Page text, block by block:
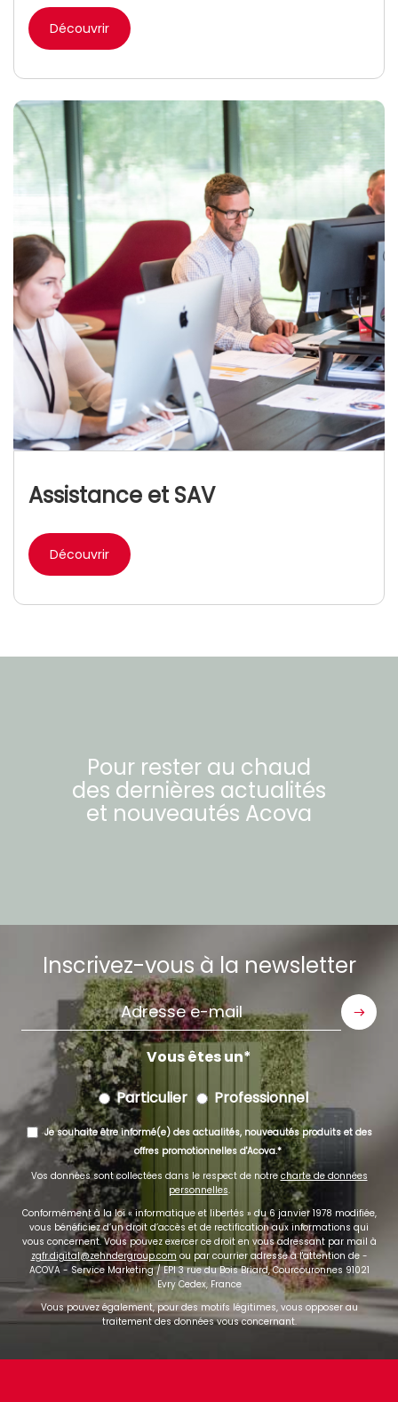
Découvrir
Assistance et SAV
Découvrir
Pour rester au chaud
des dernières actualités
et nouveautés Acova
Inscrivez-vous à la newsletter
Adresse
e-
mail
Vous êtes un
Particulier
Professionnel
Je souhaite être informé(e) des actualités, nouveautés produits et des
offres promotionnelles d'Acova.
Vos données sont collectées dans le respect de notre charte de données
personnelles.
Conformément à la loi « informatique et libertés » du 6 janvier 1978 modifiée,
vous bénéficiez d’un droit d’accès et de rectification aux informations qui
vous concernent. Vous pouvez exercer ce droit en vous adressant par mail à
zgfr.digital@zehndergroup.com ou par courrier adressé à l'attention de -
ACOVA - Service Marketing / EPI 3 rue du Bois Briard, Courcouronnes 91021
Evry Cedex, France
Vous pouvez également, pour des motifs légitimes, vous opposer au
traitement des données vous concernant.